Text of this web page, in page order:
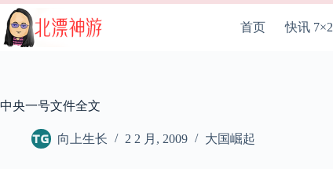
跳
至
内
首页 快讯
中央一号文件全文
向上生长 2 2 月, 2009 大国崛起